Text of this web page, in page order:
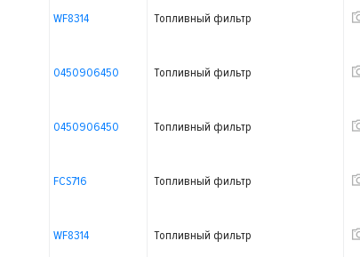
WF8314 Топливный фильтр
0450906450 Топливный фильтр
0450906450 Топливный фильтр
FCS716 Топливный фильтр
WF8314 Топливный фильтр